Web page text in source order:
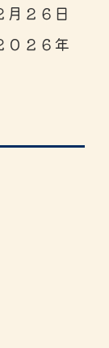
月２６日
０２６年